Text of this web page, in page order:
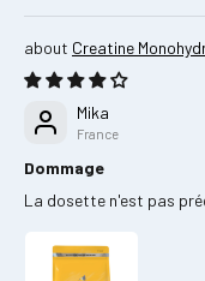
Creatine
Mika
France
Dommage
La dosette n'est pas